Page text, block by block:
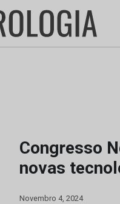
Congresso
novas
Novembro 4, 2024